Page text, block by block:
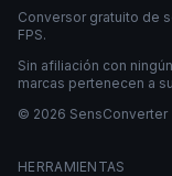
Conversor gratuito de
FPS.
Sin afiliación con
marcas pertenecen a
© 2026 SensConverter
HERRAMIENTAS